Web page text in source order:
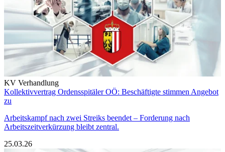
KV Verhandlung
Kollektivvertrag Ordensspitäler OÖ: Beschäftigte stimmen Angebot
zu
Arbeitskampf nach zwei Streiks beendet – Forderung nach
Arbeitszeitverkürzung bleibt zentral.
25.03.26